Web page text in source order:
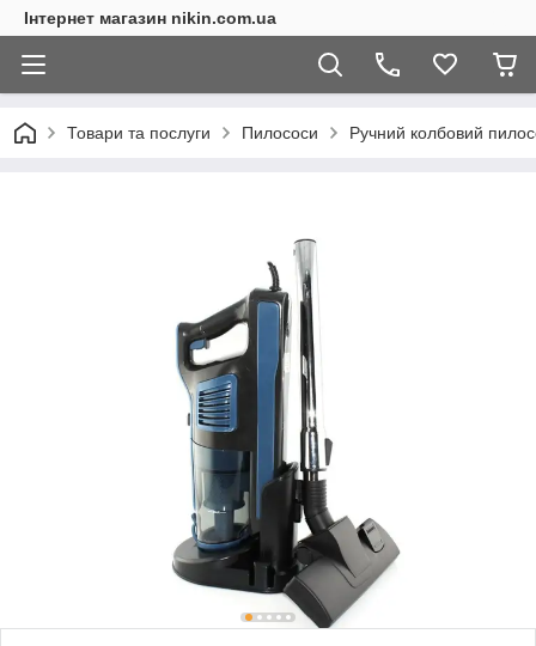
Інтернет магазин nikin.com.ua
Товари та послуги Пилососи Ручний колбовий